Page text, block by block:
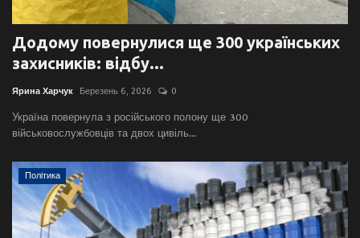
Додому повернулися ще 300 українських
захисників: відбу...
Ярина Харчук Березень 6, 2026 0
Україна повернула з російського полону ще 300
військовослужбовців та двох цивіль...
Політика